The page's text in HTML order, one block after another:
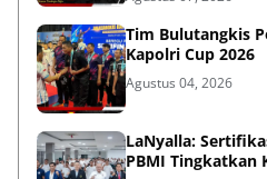
Tim Bulutangkis
Kapolri Cup 2026
Agustus 04, 2026
LaNyalla:
PBMI Tingkatkan